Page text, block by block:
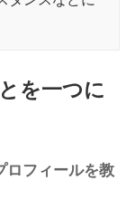
を一つに
フィールを教